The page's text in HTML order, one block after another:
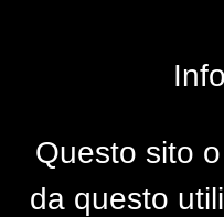
Questo sito
da questo